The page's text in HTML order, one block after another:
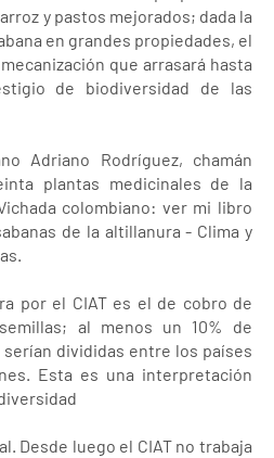
y pastos mejorados; dada la
en grandes propiedades, el
que arrasará hasta
de biodiversidad de las
Adriano Rodríguez, chamán
plantas medicinales de la
colombiano: ver mi libro
de la altillanura - Clima y
por el CIAT es el de cobro de
al menos un 10% de
divididas entre los países
Esta es una interpretación
Desde luego el CIAT no trabaja